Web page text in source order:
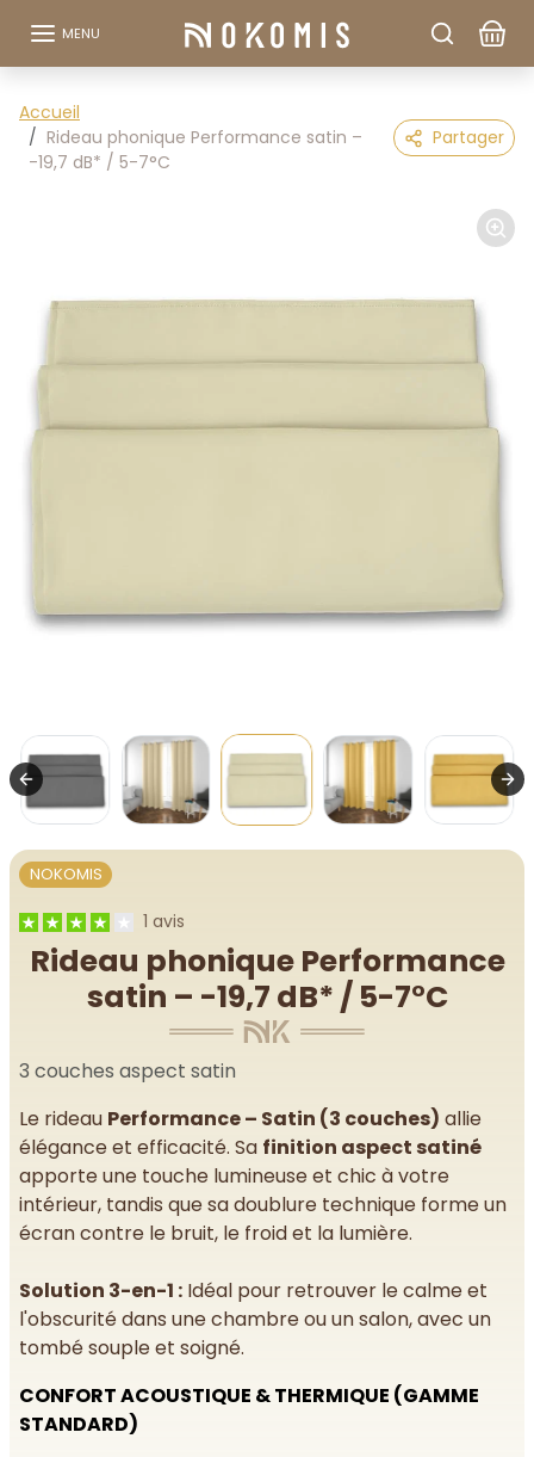
MENU
Accueil
Rideau phonique Performance satin –
-19,7 dB* / 5-7°C
Partager
NOKOMIS
1 avis
Rideau phonique Performance
satin – -19,7 dB* / 5-7°C
3 couches aspect satin
Le rideau Performance – Satin (3 couches) allie
élégance et efficacité. Sa finition aspect satiné
apporte une touche lumineuse et chic à votre
intérieur, tandis que sa doublure technique forme un
écran contre le bruit, le froid et la lumière.
Solution 3-en-1 : Idéal pour retrouver le calme et
l'obscurité dans une chambre ou un salon, avec un
tombé souple et soigné.
CONFORT ACOUSTIQUE & THERMIQUE (GAMME
STANDARD)